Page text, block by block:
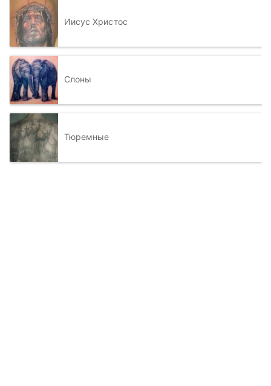
Иисус Христос
Слоны
Тюремные